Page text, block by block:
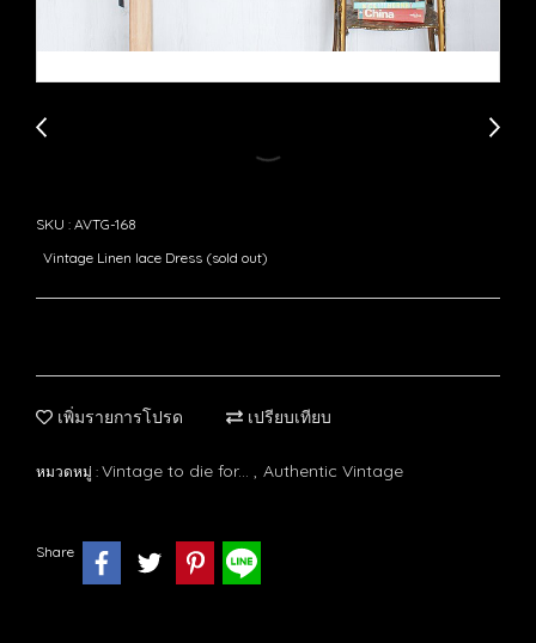
SKU : AVTG-168
Vintage Linen lace Dress (sold out)
เพิ่มรายการโปรด เปรียบเทียบ
หมวดหมู่ : Vintage to die for... , Authentic Vintage
Share